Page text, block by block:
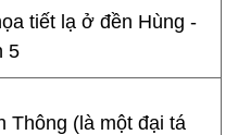
Thông (là một đại tá